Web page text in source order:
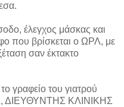
έλεγχος μάσκας και
που βρίσκεται ο ΩΡΛ, με
σαν έκτακτο
γραφείο του γιατρού
ΚΛΙΝΙΚΗΣ